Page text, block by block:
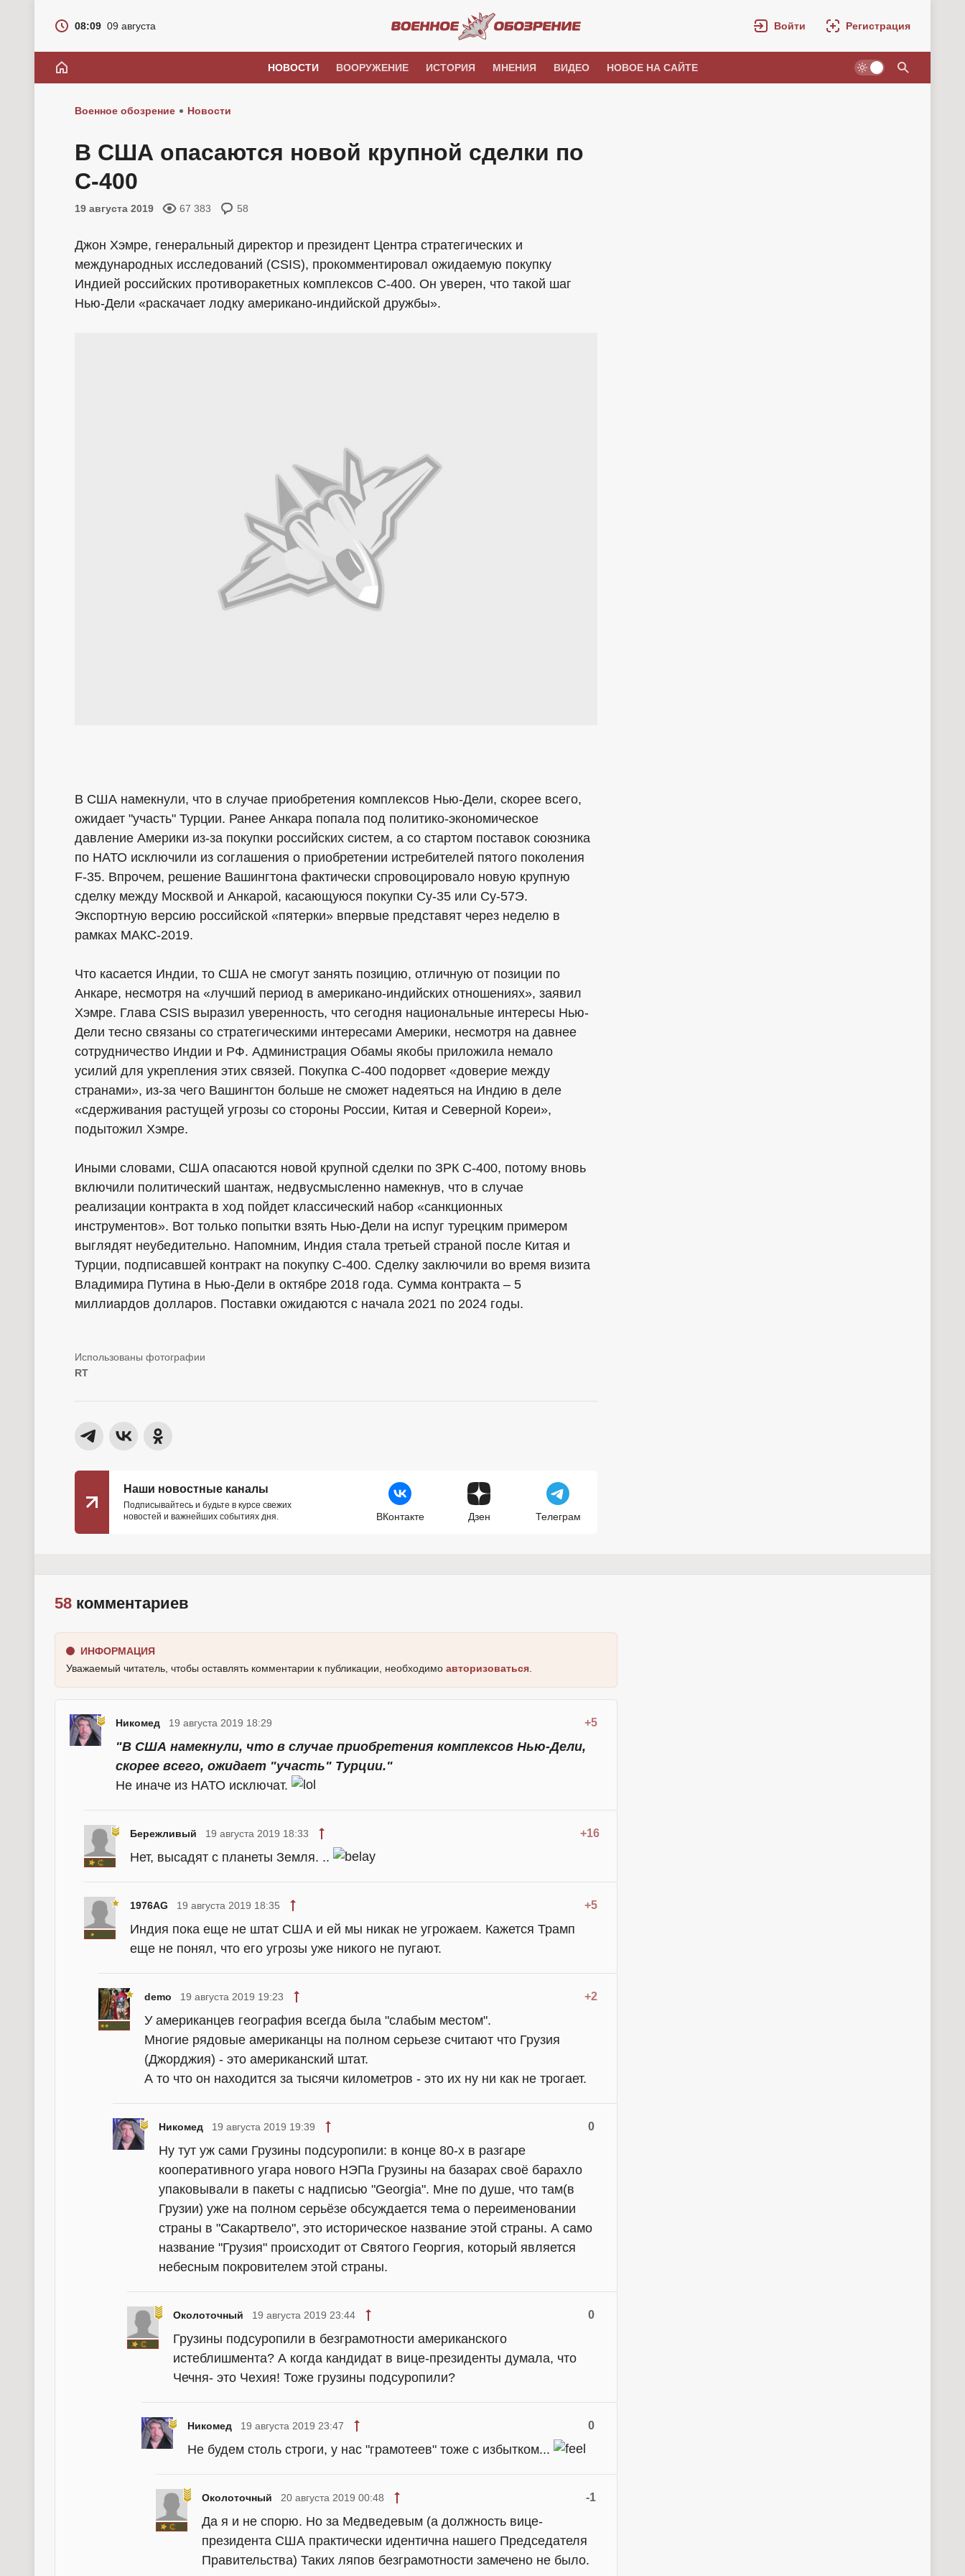
08:09 09 августа Войти Регистрация
НОВОСТИ ВООРУЖЕНИЕ ИСТОРИЯ МНЕНИЯ ВИДЕО НОВОЕ НА САЙТЕ
Военное обозрение Новости
В США опасаются новой крупной сделки по
С-400
19 августа 2019 67 383 58
Джон Хэмре, генеральный директор и президент Центра стратегических и
международных исследований (CSIS), прокомментировал ожидаемую покупку
Индией российских противоракетных комплексов С-400. Он уверен, что такой шаг
Нью-Дели «раскачает лодку американо-индийской дружбы».
В США намекнули, что в случае приобретения комплексов Нью-Дели, скорее всего,
ожидает "участь" Турции. Ранее Анкара попала под политико-экономическое
давление Америки из-за покупки российских систем, а со стартом поставок союзника
по НАТО исключили из соглашения о приобретении истребителей пятого поколения
F-35. Впрочем, решение Вашингтона фактически спровоцировало новую крупную
сделку между Москвой и Анкарой, касающуюся покупки Су-35 или Су-57Э.
Экспортную версию российской «пятерки» впервые представят через неделю в
рамках МАКС-2019.
Что касается Индии, то США не смогут занять позицию, отличную от позиции по
Анкаре, несмотря на «лучший период в американо-индийских отношениях», заявил
Хэмре. Глава CSIS выразил уверенность, что сегодня национальные интересы Нью-
Дели тесно связаны со стратегическими интересами Америки, несмотря на давнее
сотрудничество Индии и РФ. Администрация Обамы якобы приложила немало
усилий для укрепления этих связей. Покупка С-400 подорвет «доверие между
странами», из-за чего Вашингтон больше не сможет надеяться на Индию в деле
«сдерживания растущей угрозы со стороны России, Китая и Северной Кореи»,
подытожил Хэмре.
Иными словами, США опасаются новой крупной сделки по ЗРК С-400, потому вновь
включили политический шантаж, недвусмысленно намекнув, что в случае
реализации контракта в ход пойдет классический набор «санкционных
инструментов». Вот только попытки взять Нью-Дели на испуг турецким примером
выглядят неубедительно. Напомним, Индия стала третьей страной после Китая и
Турции, подписавшей контракт на покупку С-400. Сделку заключили во время визита
Владимира Путина в Нью-Дели в октябре 2018 года. Сумма контракта – 5
миллиардов долларов. Поставки ожидаются с начала 2021 по 2024 годы.
RT
Наши новостные каналы
Подписывайтесь и будьте в курсе свежих
новостей и важнейших событиях дня.
ВКонтакте Дзен Телеграм
58 комментариев
ИНФОРМАЦИЯ
Уважаемый читатель, чтобы оставлять комментарии к публикации, необходимо авторизоваться
Никомед +5
19 августа 2019 18:29
"В США намекнули, что в случае приобретения комплексов Нью-Дели,
скорее всего, ожидает "участь" Турции."
Не иначе из НАТО исключат.
Бережливый +16
19 августа 2019 18:33
Нет, высадят с планеты Земля. ..
1976AG +5
19 августа 2019 18:35
Индия пока еще не штат США и ей мы никак не угрожаем. Кажется Трамп
еще не понял, что его угрозы уже никого не пугают.
demo +2
19 августа 2019 19:23
У американцев география всегда была "слабым местом".
Многие рядовые американцы на полном серьезе считают что Грузия
(Джорджия) - это американский штат.
А то что он находится за тысячи километров - это их ну ни как не трогает.
Никомед 0
19 августа 2019 19:39
Ну тут уж сами Грузины подсуропили: в конце 80-х в разгаре
кооперативного угара нового НЭПа Грузины на базарах своё барахло
упаковывали в пакеты с надписью "Georgia". Мне по душе, что там(в
Грузии) уже на полном серьёзе обсуждается тема о переименовании
страны в "Сакартвело", это историческое название этой страны. А само
название "Грузия" происходит от Святого Георгия, который является
небесным покровителем этой страны.
Околоточный 0
19 августа 2019 23:44
Грузины подсуропили в безграмотности американского
истеблишмента? А когда кандидат в вице-президенты думала, что
Чечня- это Чехия! Тоже грузины подсуропили?
Никомед 0
19 августа 2019 23:47
Не будем столь строги, у нас "грамотеев" тоже с избытком...
Околоточный -1
20 августа 2019 00:48
Да я и не спорю. Но за Медведевым (а должность вице-
президента США практически идентична нашего Председателя
Правительства) Таких ляпов безграмотности замечено не было.